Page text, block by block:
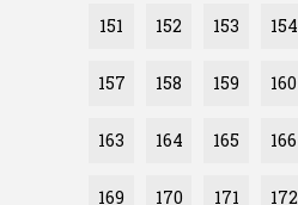
151 152 153 154
157 158 159 160
163 164 165 166
169 170 171 172